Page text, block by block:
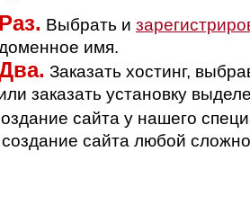
Раз. Выбрать и
имя.
Заказать хостинг,
заказать установку
сайта у нашего
сайта любой